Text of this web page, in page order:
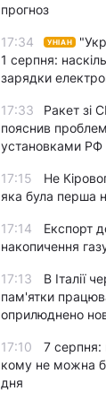
прогноз
17:34 УНІАН
1 серпня:
зарядки
17:33
Ракет зі
пояснив
установками РФ
17:15
Не
яка була перша
17:14
Експорт
накопичення
17:13
В Італії
пам'ятки
оприлюднено
17:10
7 серпня:
кому не можна
дня